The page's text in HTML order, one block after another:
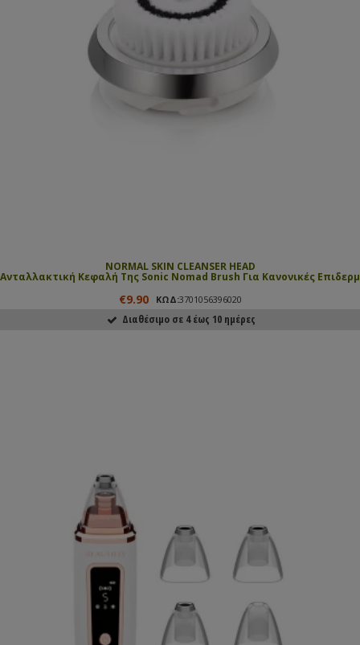
NORMAL SKIN CLEANSER HEAD
Ανταλλακτική Κεφαλή Της Sonic Nomad Brush Για Κανονικές
€9.90 ΚΩΔ:3701056396020
Διαθέσιμο σε 4 έως 10 ημέρες